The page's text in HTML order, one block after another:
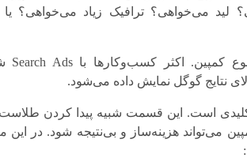
لید می‌خواهی؟ ترافیک زیاد می‌خواهی؟
کمپین. اکثر کسب‌وکارها باSearch Ads
نتایج گوگل نمایش داده می‌شود.
است. این قسمت شبیه پیدا کردن
می‌تواند هزینه‌ساز و بی‌نتیجه شود. در این